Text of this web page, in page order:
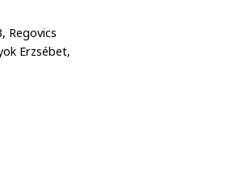
Regovics
Erzsébet,